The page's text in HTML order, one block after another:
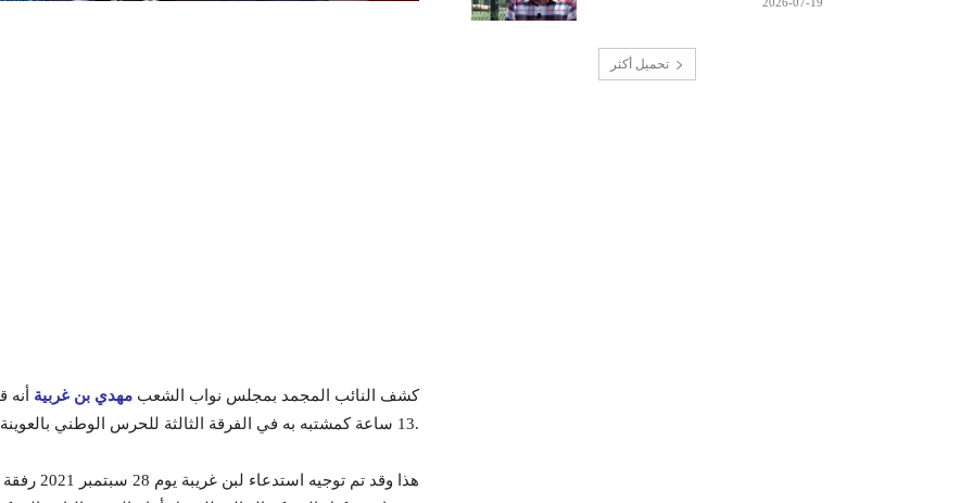
كشف النائب المجمد بمجلس نواب الشعب مهدي بن غربية أنه
13 ساعة كمشتبه به في الفرقة الثالثة للحرس الوطني بالعوينة.
هذا وقد
تحميل أكثر